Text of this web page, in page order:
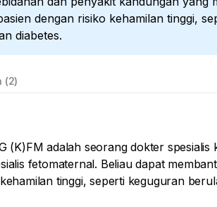
dengan risiko kehamilan tinggi,
diabetes.
(2)
(K)FM adalah seorang dokter
fetomaternal. Beliau dapat
tinggi, seperti keguguran